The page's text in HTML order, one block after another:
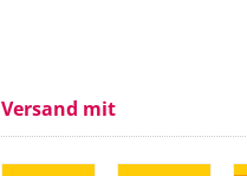
Versand mit